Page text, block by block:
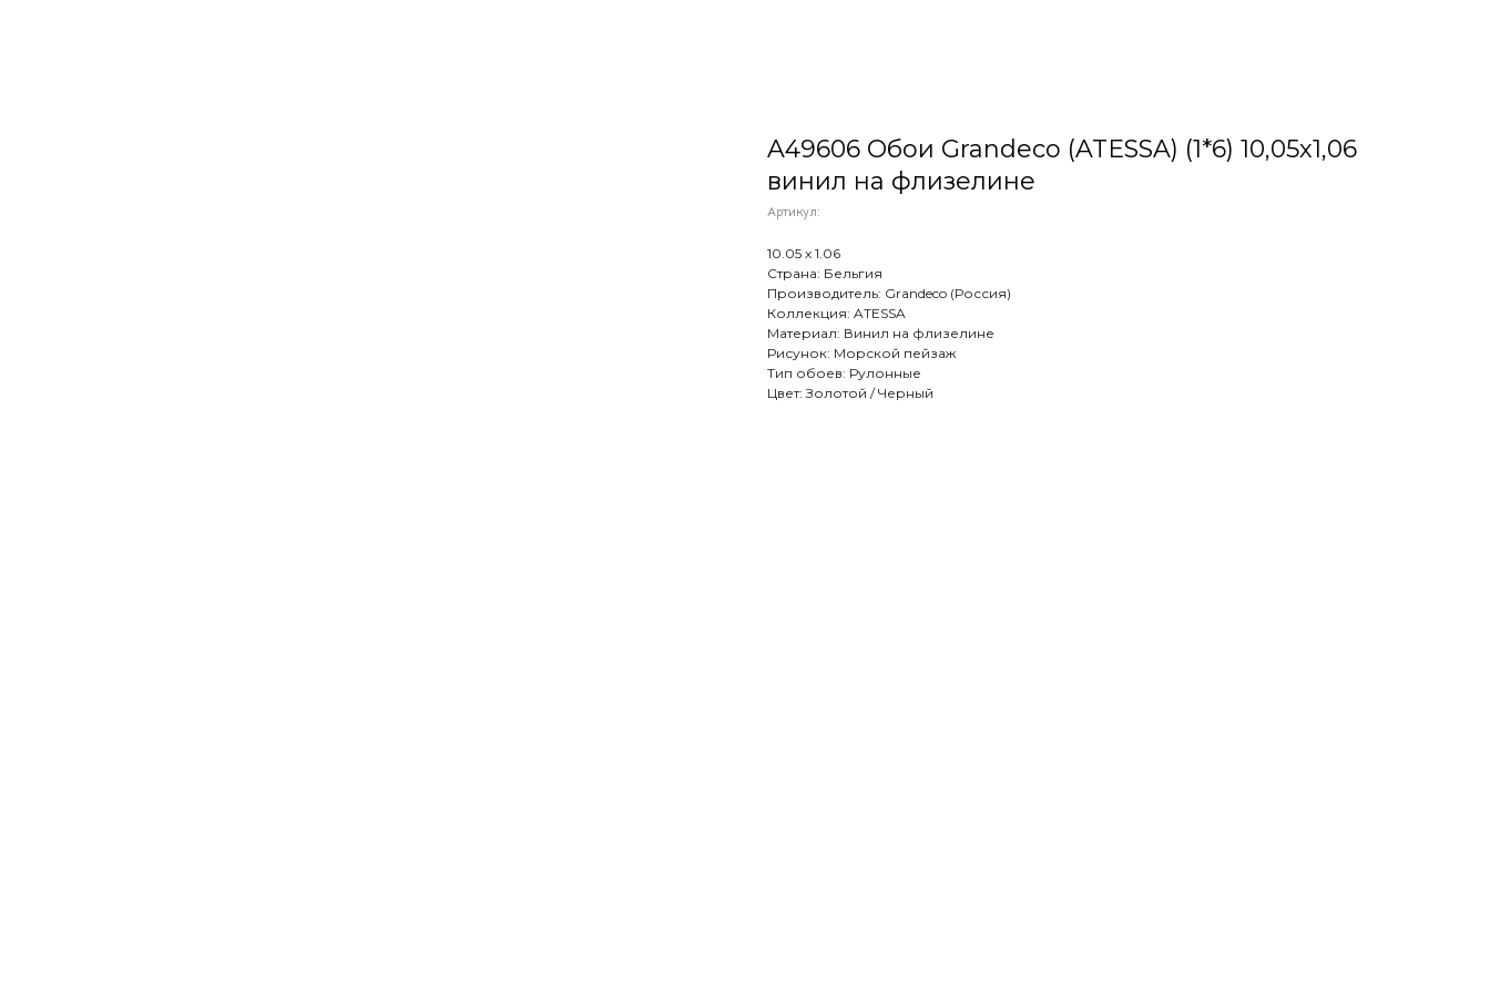
A49606 Обои Grandeco (ATESSA) (1*6) 10,05х1,06
винил на флизелине
Артикул:
10.05 х 1.06
Страна: Бельгия
Производитель: Grandeco (Россия)
Коллекция: ATESSA
Материал: Винил на флизелине
Рисунок: Морской пейзаж
Тип обоев: Рулонные
Цвет: Золотой / Черный